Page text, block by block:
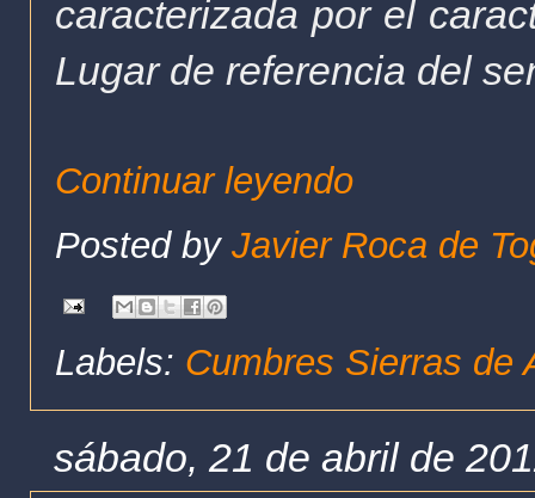
caracterizada por el
Lugar de referencia del
Continuar leyendo
Posted by Javier Roca de
Labels: Cumbres Sierras de
sábado, 21 de abril de